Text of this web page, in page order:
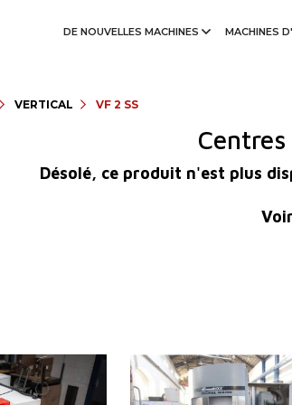
DE NOUVELLES MACHINES MACHINES
VERTICAL VF 2 SS
Désolé, ce produit n'est plus
Année de production:
Système de contrôle
OUI